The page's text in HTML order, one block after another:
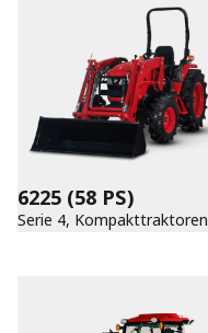
6225 (58 PS)
Serie 4, Kompakttraktoren